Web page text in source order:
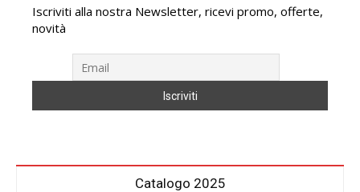
Iscriviti alla nostra Newsletter, ricevi promo, offerte,
novità
Catalogo 2025